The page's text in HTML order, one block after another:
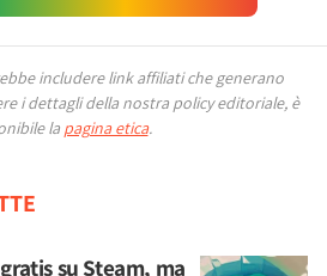
includere link affiliati che generano
i dettagli della nostra policy editoriale, è
la pagina etica.
su Steam, ma